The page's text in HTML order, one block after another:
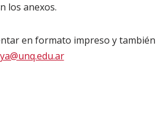
los anexos.
en formato impreso y